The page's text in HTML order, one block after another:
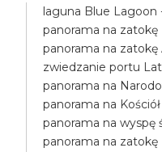
laguna Blue Lagoon
panorama na zatokę
panorama na
zwiedzanie portu
panorama na
panorama na
panorama na wyspę
panorama na zatokę